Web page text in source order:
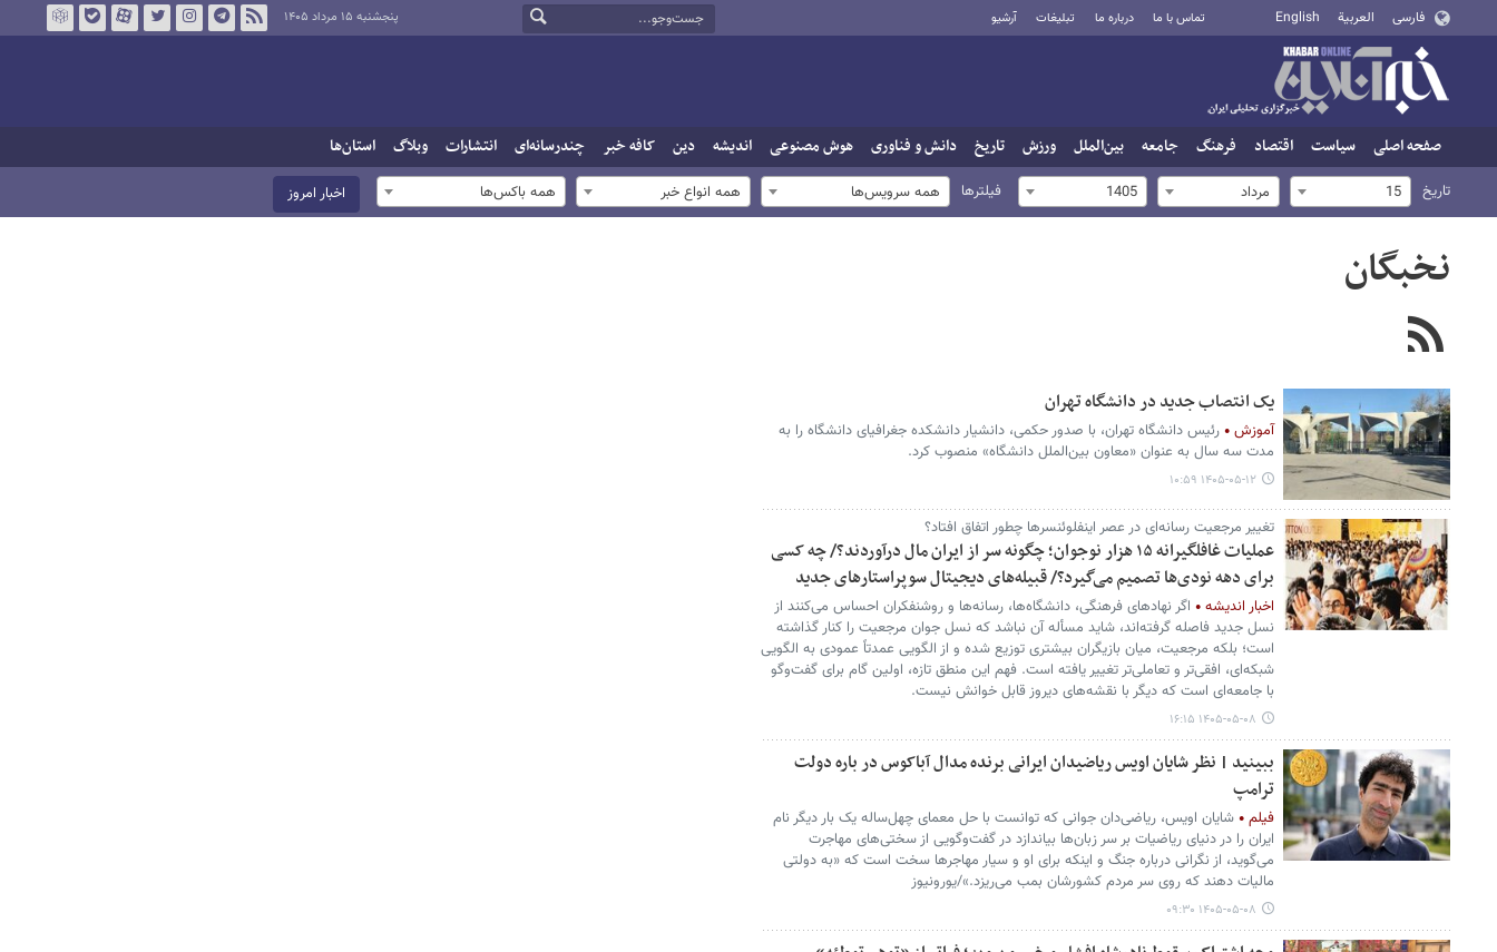
فارسی العربية English تماس با ما درباره ما تبلیغات آرشیو پنجشنبه ۱۵ مرداد ۱۴۰۵
صفحه اصلی سیاست اقتصاد فرهنگ جامعه بین‌الملل ورزش تاریخ دانش و فناوری هوش مصنوعی اندیشه دین کافه خبر چندرسانه‌ای انتشارات وبلاگ استان‌ها
تاریخ 15 مرداد 1405 فیلترها همه سرویس‌ها همه انواع خبر همه باکس‌ها اخبار امروز
نخبگان
یک انتصاب جدید در دانشگاه تهران
آموزش
رئیس دانشگاه تهران، با صدور حکمی، دانشیار دانشکده جغرافیای دانشگاه را به
مدت سه سال به عنوان «معاون بین‌الملل دانشگاه» منصوب کرد.
۱۴۰۵-۰۵-۱۲ ۱۰:۵۹
تغییر مرجعیت رسانه‌ای در عصر اینفلوئنسرها چطور اتفاق افتاد؟
عملیات غافلگیرانه ۱۵ هزار نوجوان؛ چگونه سر از ایران مال درآوردند؟/ چه کسی
برای دهه نودی‌ها تصمیم می‌گیرد؟/ قبیله‌های دیجیتال سوپراستارهای جدید
اخبار اندیشه
اگر نهادهای فرهنگی، دانشگاه‌ها، رسانه‌ها و روشنفکران احساس می‌کنند از
نسل جدید فاصله گرفته‌اند، شاید مسأله آن نباشد که نسل جوان مرجعیت را کنار گذاشته
است؛ بلکه مرجعیت، میان بازیگران بیشتری توزیع شده و از الگویی عمدتاً عمودی به الگویی
شبکه‌ای، افقی‌تر و تعاملی‌تر تغییر یافته است. فهم این منطق تازه، اولین گام برای گفت‌وگو
با جامعه‌ای است که دیگر با نقشه‌های دیروز قابل خوانش نیست.
۱۴۰۵-۰۵-۰۸ ۱۶:۱۵
ببینید | نظر شایان اویس ریاضیدان ایرانی برنده مدال آباکوس در باره دولت
ترامپ
فیلم
شایان اویس، ریاضی‌دان جوانی که توانست با حل معمای چهل‌ساله یک بار دیگر نام
ایران را در دنیای ریاضیات بر سر زبان‌ها بیاندازد در گفت‌وگویی از سختی‌های مهاجرت
می‌گوید، از نگرانی درباره جنگ و اینکه برای او و سیار مهاجرها سخت است که «به دولتی
مالیات دهند که روی سر مردم کشورشان بمب می‌ریزد.»/یورونیوز
۱۴۰۵-۰۵-۰۸ ۰۹:۳۰